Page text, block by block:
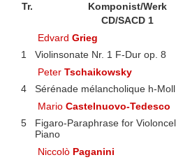
Tr. Komponist/Werk
CD/SACD 1
EdvardGrieg
1
Violinsonate Nr. 1 F-Dur op. 8
PeterTschaikowsky
4
Sérénade mélancholique h-
MarioCastelnuovo-Tedesco
5
Figaro-Paraphrase for
Piano
Niccolò Paganini